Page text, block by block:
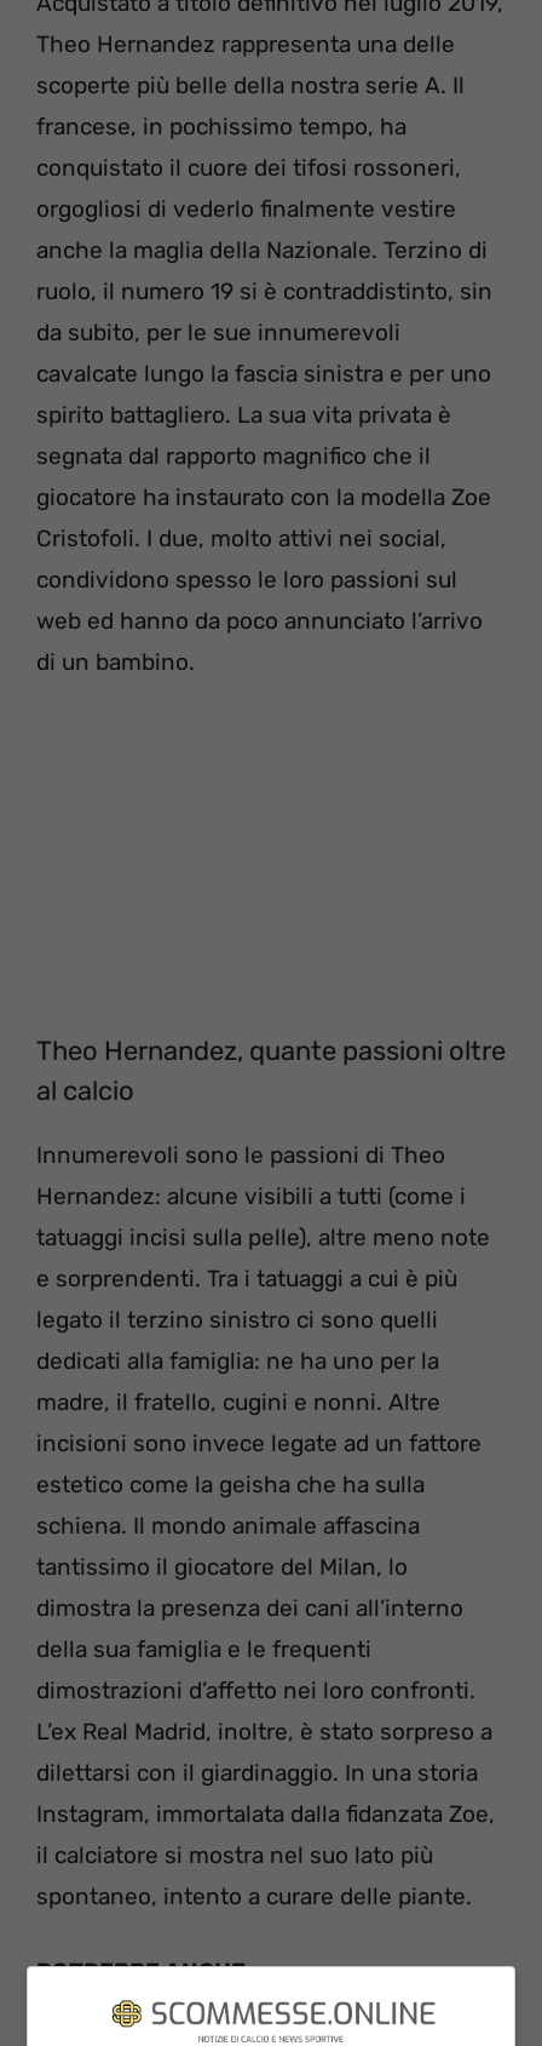
Theo Hernandez rappresenta una delle
scoperte più belle della nostra serie A. Il
francese, in pochissimo tempo, ha
conquistato il cuore dei tifosi rossoneri,
orgogliosi di vederlo finalmente vestire
anche la maglia della Nazionale. Terzino di
ruolo, il numero 19 si è contraddistinto, sin
da subito, per le sue innumerevoli
cavalcate lungo la fascia sinistra e per uno
spirito battagliero. La sua vita privata è
segnata dal rapporto magnifico che il
giocatore ha instaurato con la modella Zoe
Cristofoli. I due, molto attivi nei social,
condividono spesso le loro passioni sul
web ed hanno da poco annunciato l’arrivo
di un bambino.
Theo Hernandez, quante passioni oltre
al calcio
Innumerevoli sono le passioni di Theo
Hernandez: alcune visibili a tutti (come i
tatuaggi incisi sulla pelle), altre meno note
e sorprendenti. Tra i tatuaggi a cui è più
legato il terzino sinistro ci sono quelli
dedicati alla famiglia: ne ha uno per la
madre, il fratello, cugini e nonni. Altre
incisioni sono invece legate ad un fattore
estetico come la geisha che ha sulla
schiena. Il mondo animale affascina
tantissimo il giocatore del Milan, lo
dimostra la presenza dei cani all’interno
della sua famiglia e le frequenti
dimostrazioni d’affetto nei loro confronti.
L’ex Real Madrid, inoltre, è stato sorpreso a
dilettarsi con il giardinaggio. In una storia
Instagram, immortalata dalla fidanzata Zoe,
il calciatore si mostra nel suo lato più
spontaneo, intento a curare delle piante.
POTREBBE ANCHE
INTERESSARTI>>>Diletta Leotta senza